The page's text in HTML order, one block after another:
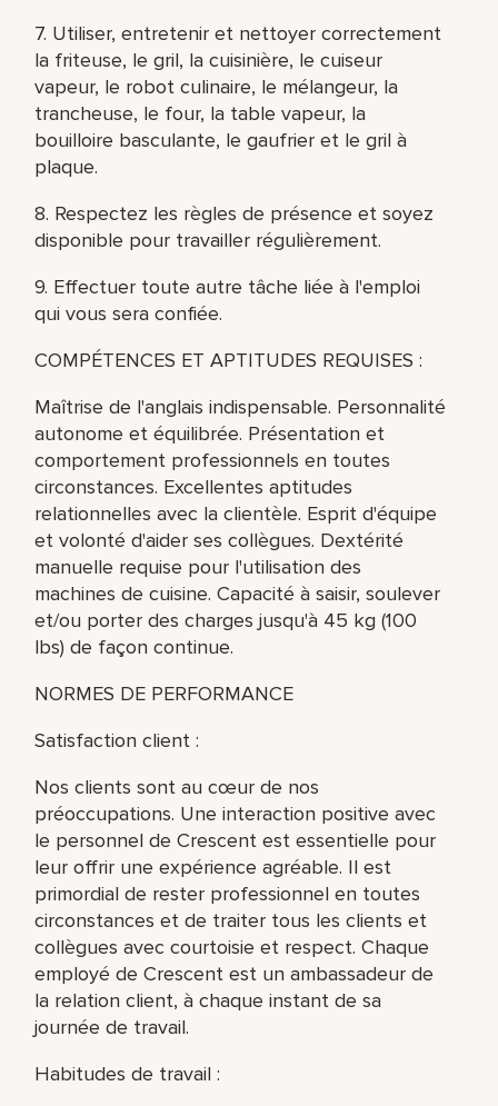
7. Utiliser, entretenir et nettoyer correctement
la friteuse, le gril, la cuisinière, le cuiseur
vapeur, le robot culinaire, le mélangeur, la
trancheuse, le four, la table vapeur, la
bouilloire basculante, le gaufrier et le gril à
plaque.
8. Respectez les règles de présence et soyez
disponible pour travailler régulièrement.
9. Effectuer toute autre tâche liée à l'emploi
qui vous sera confiée.
COMPÉTENCES ET APTITUDES REQUISES :
Maîtrise de l'anglais indispensable. Personnalité
autonome et équilibrée. Présentation et
comportement professionnels en toutes
circonstances. Excellentes aptitudes
relationnelles avec la clientèle. Esprit d'équipe
et volonté d'aider ses collègues. Dextérité
manuelle requise pour l'utilisation des
machines de cuisine. Capacité à saisir, soulever
et/ou porter des charges jusqu'à 45 kg (100
lbs) de façon continue.
NORMES DE PERFORMANCE
Satisfaction client :
Nos clients sont au cœur de nos
préoccupations. Une interaction positive avec
le personnel de Crescent est essentielle pour
leur offrir une expérience agréable. Il est
primordial de rester professionnel en toutes
circonstances et de traiter tous les clients et
collègues avec courtoisie et respect. Chaque
employé de Crescent est un ambassadeur de
la relation client, à chaque instant de sa
journée de travail.
Habitudes de travail :